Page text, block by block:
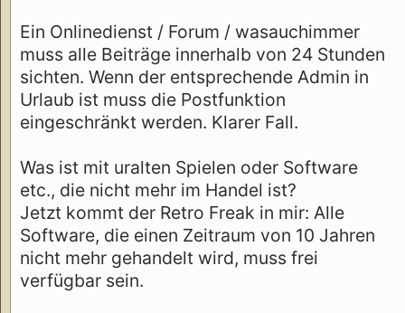
Ein Onlinedienst / Forum / wasauchimmer
muss alle Beiträge innerhalb von 24 Stunden
sichten. Wenn der entsprechende Admin in
Urlaub ist muss die Postfunktion
eingeschränkt werden. Klarer Fall.
Was ist mit uralten Spielen oder Software
etc., die nicht mehr im Handel ist?
Jetzt kommt der Retro Freak in mir: Alle
Software, die einen Zeitraum von 10 Jahren
nicht mehr gehandelt wird, muss frei
verfügbar sein.